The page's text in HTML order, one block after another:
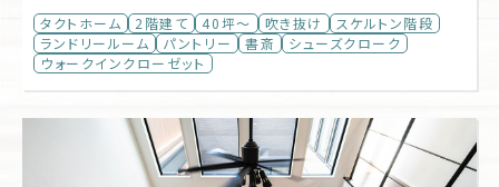
タクトホーム 2階建て 40坪～ 吹き抜け
スケルトン階段
ランドリールーム
パントリー 書斎
シューズクローク
ウォークインクローゼット